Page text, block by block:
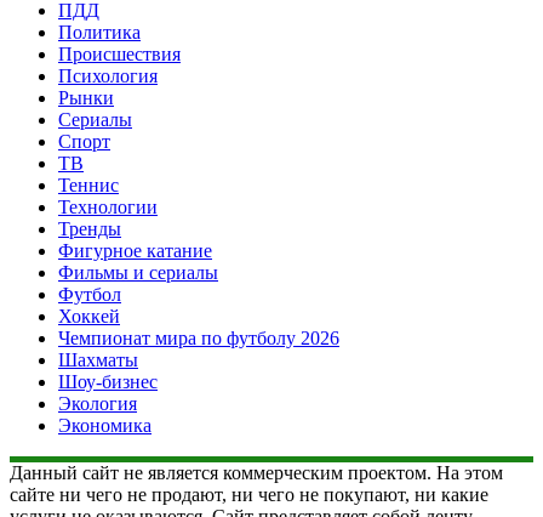
ПДД
Политика
Происшествия
Психология
Рынки
Сериалы
Спорт
ТВ
Теннис
Технологии
Тренды
Фигурное катание
Фильмы и сериалы
Футбол
Хоккей
Чемпионат мира по футболу 2026
Шахматы
Шоу-бизнес
Экология
Экономика
Данный сайт не является коммерческим проектом. На этом
сайте ни чего не продают, ни чего не покупают, ни какие